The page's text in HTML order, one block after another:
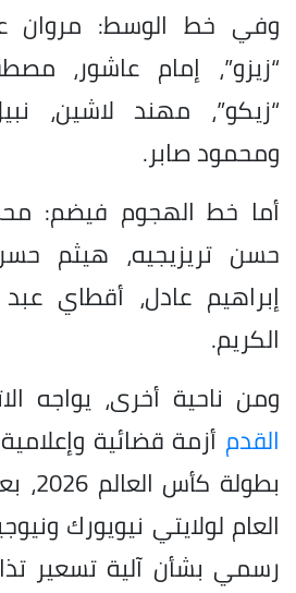
وفي خط الوسط: مروان
“زيزو”، إمام عاشور،
“زيكو”، مهند لاشين،
ومحمود صابر.
أما خط الهجوم فيضم:
حسن تريزيجيه، هيثم
إبراهيم عادل، أقطاي
الكريم.
ومن ناحية أخرى، يواجه
القدم أزمة قضائية
العام لولايتي نيويورك
رسمي بشأن آلية تسعير